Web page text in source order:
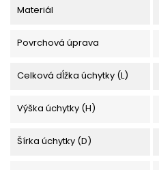
Materiál
Povrchová úprava
Celková dĺžka úchytky (L)
Výška úchytky (H)
Šírka úchytky (D)